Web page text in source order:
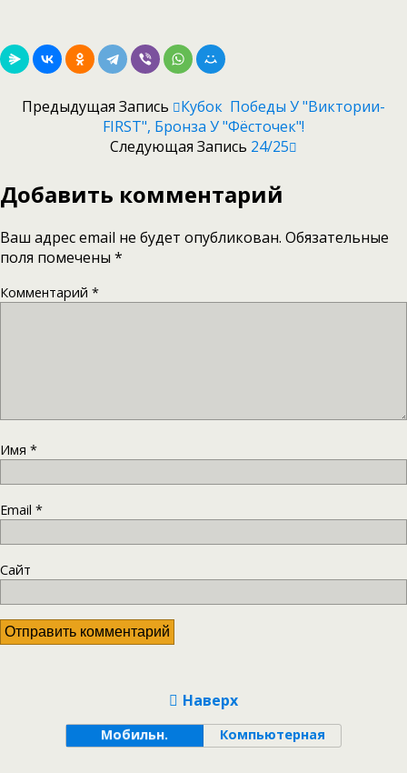
Предыдущая Запись
Кубок Победы У "Виктории-
FIRST", Бронза У "Фёсточек"!
Следующая Запись 24/25
Добавить комментарий
Ваш адрес email не будет опубликован. Обязательные
поля помечены *
Комментарий *
Имя *
Email *
Сайт
Наверх
Мобильн. Компьютерная